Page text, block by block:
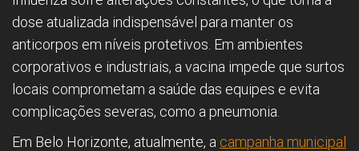
dose atualizada indispensável para manter os
anticorpos em níveis protetivos. Em ambientes
corporativos e industriais, a vacina impede que surtos
locais comprometam a saúde das equipes e evita
complicações severas, como a pneumonia.
Em Belo Horizonte, atualmente, a campanha municipal